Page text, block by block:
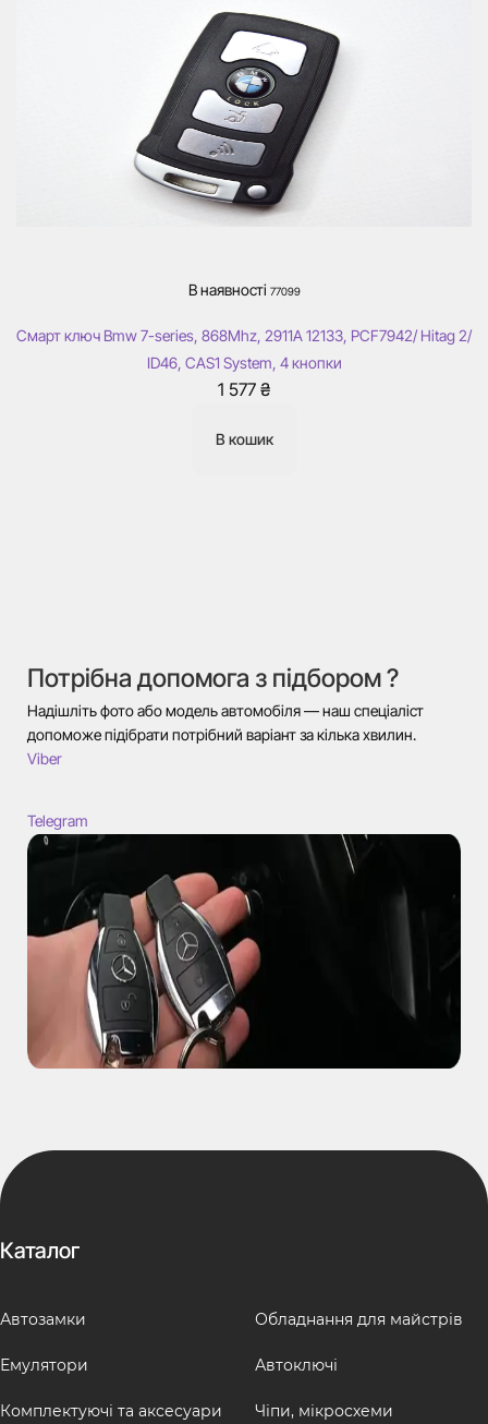
В наявності 77099
Смарт ключ Bmw 7-series, 868Mhz, 2911А 12133, PCF7942/ Hitag 2/
ID46, CAS1 System, 4 кнопки
1 577 ₴
В кошик
Потрібна допомога з підбором ?
Надішліть фото або модель автомобіля — наш спеціаліст
допоможе підібрати потрібний варіант за кілька хвилин.
Viber
Telegram
Каталог
Автозамки
Емулятори
Комплектуючі та аксесуари
Обладнання для майстрів
Автоключі
Чіпи, мікросхеми